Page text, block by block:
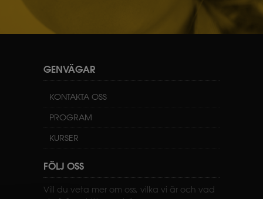
GENVÄGAR
KONTAKTA OSS
PROGRAM
KURSER
FÖLJ OSS
Vill du veta mer om oss, vilka vi är och vad